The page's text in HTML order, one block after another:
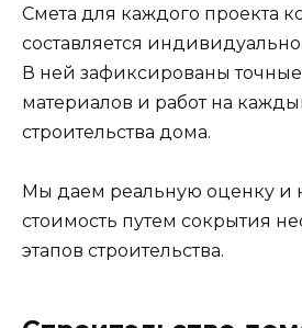
Смета для каждого проекта
составляется индивидуально.
В ней зафиксированы
материалов и работ на
строительства дома.
Мы даем реальную оценку и
стоимость путем сокрытия
этапов строительства.